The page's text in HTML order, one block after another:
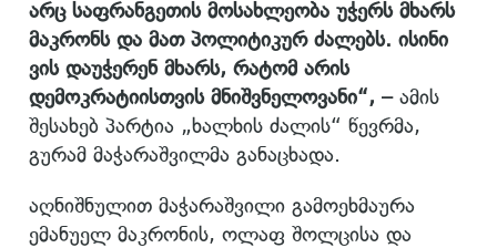
არც საფრანგეთის მოსახლეობა უჭერს მხარს
მაკრონს და მათ პოლიტიკურ ძალებს. ისინი
ვის დაუჭერენ მხარს, რატომ არის
დემოკრატიისთვის მნიშვნელოვანი“, – ამის
შესახებ პარტია „ხალხის ძალის“ წევრმა,
გურამ მაჭარაშვილმა განაცხადა.
აღნიშნულით მაჭარაშვილი გამოეხმაურა
ემანუელ მაკრონის, ოლაფ შოლცისა და